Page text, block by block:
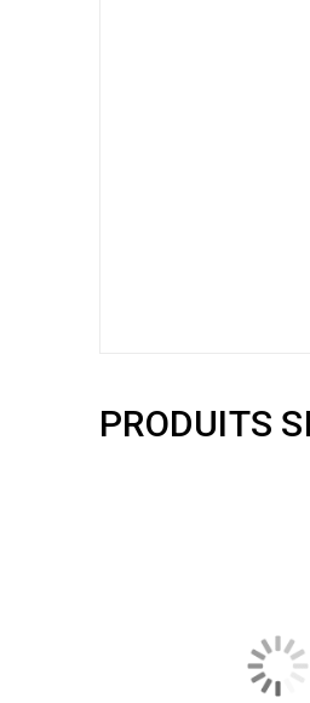
PRODUITS